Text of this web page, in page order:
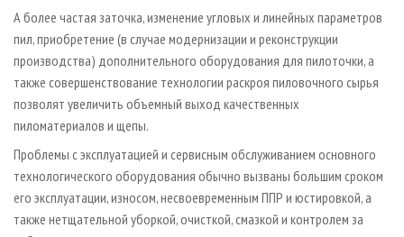
А более частая заточка, изменение угловых и линейных параметров
пил, приобретение (в случае модернизации и реконструкции
производства) дополнительного оборудования для пилоточки, а
также совершенствование технологии раскроя пиловочного сырья
позволят увеличить объемный выход качественных
пиломатериалов и щепы.
Проблемы с эксплуатацией и сервисным обслуживанием основного
технологического оборудования обычно вызваны большим сроком
его эксплуатации, износом, несвоевременным ППР и юстировкой, а
также нетщательной уборкой, очисткой, смазкой и контролем за